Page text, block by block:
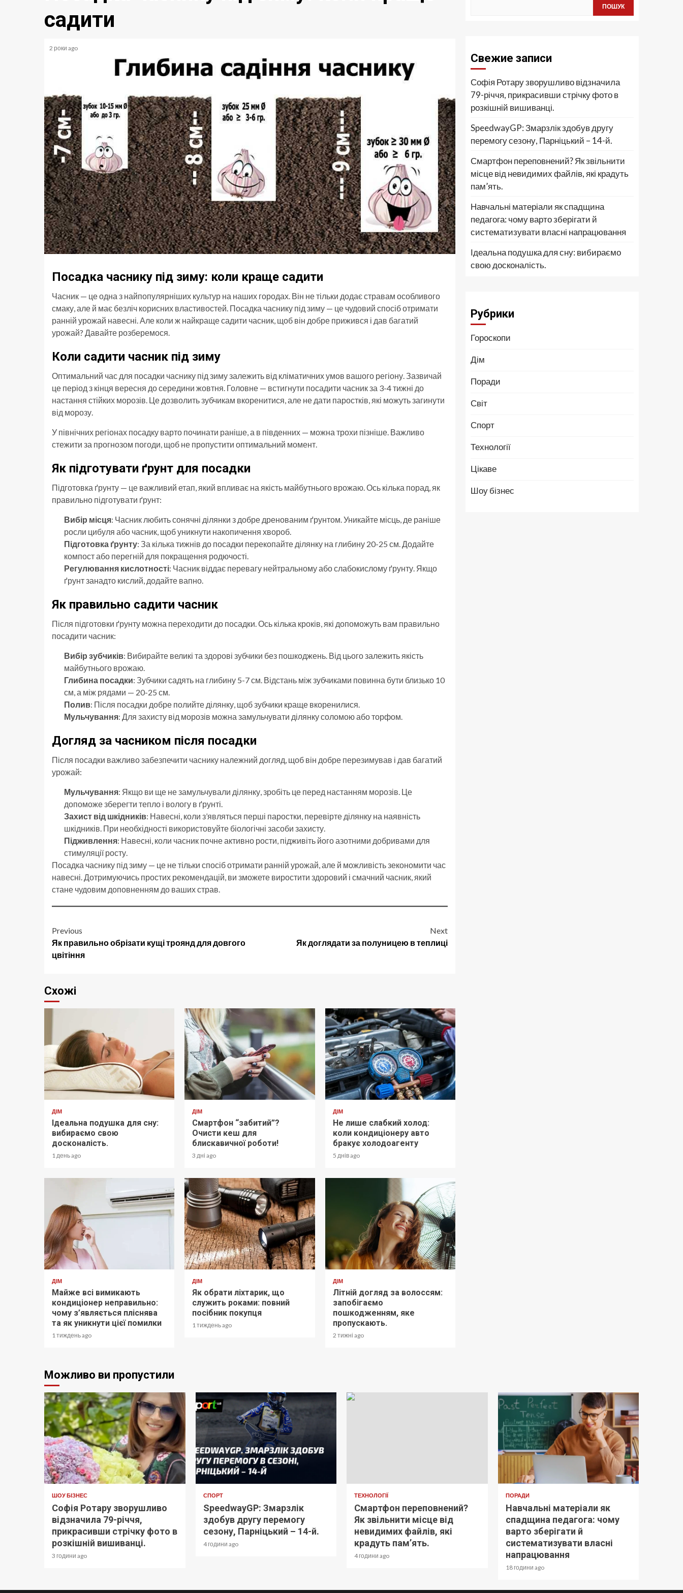
садити
2 роки ago
Посадка часнику під зиму: коли краще садити
Часник — це одна з найпопулярніших культур на наших городах. Він не тільки додає стравам особливого
смаку, але й має безліч корисних властивостей. Посадка часнику під зиму — це чудовий спосіб отримати
ранній урожай навесні. Але коли ж найкраще садити часник, щоб він добре прижився і дав багатий
урожай? Давайте розберемося.
Коли садити часник під зиму
Оптимальний час для посадки часнику під зиму залежить від кліматичних умов вашого регіону. Зазвичай
це період з кінця вересня до середини жовтня. Головне — встигнути посадити часник за 3-4 тижні до
настання стійких морозів. Це дозволить зубчикам вкоренитися, але не дати паростків, які можуть загинути
від морозу.
У північних регіонах посадку варто починати раніше, а в південних — можна трохи пізніше. Важливо
стежити за прогнозом погоди, щоб не пропустити оптимальний момент.
Як підготувати ґрунт для посадки
Підготовка ґрунту — це важливий етап, який впливає на якість майбутнього врожаю. Ось кілька порад, як
правильно підготувати ґрунт:
Вибір місця: Часник любить сонячні ділянки з добре дренованим ґрунтом. Уникайте місць, де раніше
росли цибуля або часник, щоб уникнути накопичення хвороб.
Підготовка ґрунту: За кілька тижнів до посадки перекопайте ділянку на глибину 20-25 см. Додайте
компост або перегній для покращення родючості.
Регулювання кислотності: Часник віддає перевагу нейтральному або слабокислому ґрунту. Якщо
ґрунт занадто кислий, додайте вапно.
Як правильно садити часник
Після підготовки ґрунту можна переходити до посадки. Ось кілька кроків, які допоможуть вам правильно
посадити часник:
Вибір зубчиків: Вибирайте великі та здорові зубчики без пошкоджень. Від цього залежить якість
майбутнього врожаю.
Глибина посадки: Зубчики садять на глибину 5-7 см. Відстань між зубчиками повинна бути близько 10
см, а між рядами — 20-25 см.
Полив: Після посадки добре полийте ділянку, щоб зубчики краще вкоренилися.
Мульчування: Для захисту від морозів можна замульчувати ділянку соломою або торфом.
Догляд за часником після посадки
Після посадки важливо забезпечити часнику належний догляд, щоб він добре перезимував і дав багатий
урожай:
Мульчування: Якщо ви ще не замульчували ділянку, зробіть це перед настанням морозів. Це
допоможе зберегти тепло і вологу в ґрунті.
Захист від шкідників: Навесні, коли з’являться перші паростки, перевірте ділянку на наявність
шкідників. При необхідності використовуйте біологічні засоби захисту.
Підживлення: Навесні, коли часник почне активно рости, підживіть його азотними добривами для
стимуляції росту.
Посадка часнику під зиму — це не тільки спосіб отримати ранній урожай, але й можливість зекономити час
навесні. Дотримуючись простих рекомендацій, ви зможете виростити здоровий і смачний часник, який
стане чудовим доповненням до ваших страв.
Post
navigation
Previous
Як правильно обрізати кущі троянд для довгого
цвітіння
Next
Як доглядати за полуницею в теплиці
Схожі
ДІМ
Ідеальна подушка для сну:
вибираємо свою
досконалість.
1 день ago
ДІМ
Смартфон “забитий”?
Очисти кеш для
блискавичної роботи!
3 дні ago
ДІМ
Не лише слабкий холод:
коли кондиціонеру авто
бракує холодоагенту
5 днів ago
ДІМ
Майже всі вимикають
кондиціонер неправильно:
чому з’являється пліснява
та як уникнути цієї помилки
1 тиждень ago
ДІМ
Як обрати ліхтарик, що
служить роками: повний
посібник покупця
1 тиждень ago
ДІМ
Літній догляд за волоссям:
запобігаємо
пошкодженням, яке
пропускають.
2 тижні ago
ПОШУК
Свежие записи
Софія Ротару зворушливо відзначила
79-річчя, прикрасивши стрічку фото в
розкішній вишиванці.
SpeedwayGP: Змарзлік здобув другу
перемогу сезону, Парніцький – 14-й.
Смартфон переповнений? Як звільнити
місце від невидимих файлів, які крадуть
пам’ять.
Навчальні матеріали як спадщина
педагога: чому варто зберігати й
систематизувати власні напрацювання
Ідеальна подушка для сну: вибираємо
свою досконалість.
Рубрики
Гороскопи
Дім
Поради
Світ
Спорт
Технології
Цікаве
Шоу бізнес
Можливо ви пропустили
ШОУ БІЗНЕС
Софія Ротару зворушливо
відзначила 79-річчя,
прикрасивши стрічку фото в
розкішній вишиванці.
3 години ago
СПОРТ
SpeedwayGP: Змарзлік
здобув другу перемогу
сезону, Парніцький – 14-й.
4 години ago
ТЕХНОЛОГІЇ
Смартфон переповнений?
Як звільнити місце від
невидимих файлів, які
крадуть пам’ять.
4 години ago
ПОРАДИ
Навчальні матеріали як
спадщина педагога: чому
варто зберігати й
систематизувати власні
напрацювання
18 години ago